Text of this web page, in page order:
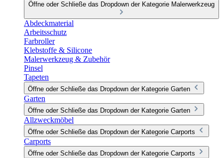
Öffne oder Schließe das Dropdown der Kategorie Malerwerkzeug
Abdeckmaterial
Arbeitsschutz
Farbroller
Klebstoffe & Silicone
Malerwerkzeug & Zubehör
Pinsel
Tapeten
Öffne oder Schließe das Dropdown der Kategorie Garten
Garten
Öffne oder Schließe das Dropdown der Kategorie Garten
Allzweckmöbel
Öffne oder Schließe das Dropdown der Kategorie Carports
Carports
Öffne oder Schließe das Dropdown der Kategorie Carports